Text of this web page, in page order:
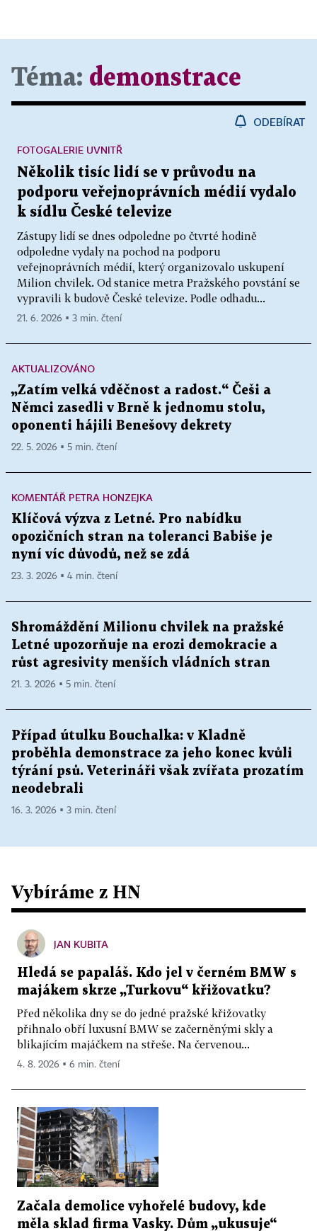
Téma: demonstrace
ODEBÍRAT
Několik tisíc lidí se v průvodu na
podporu veřejnoprávních médií vydalo
k sídlu České televize
Zástupy lidí se dnes odpoledne po čtvrté hodině
odpoledne vydaly na pochod na podporu
veřejnoprávních médií, který organizovalo uskupení
Milion chvilek. Od stanice metra Pražského povstání se
vypravili k budově České televize. Podle odhadu...
FOTOGALERIE UVNITŘ
21. 6. 2026 ▪ 3 min. čtení
AKTUALIZOVÁNO
„Zatím velká vděčnost a radost.“ Češi a
Němci zasedli v Brně k jednomu stolu,
oponenti hájili Benešovy dekrety
22. 5. 2026 ▪ 5 min. čtení
KOMENTÁŘ PETRA HONZEJKA
Klíčová výzva z Letné. Pro nabídku
opozičních stran na toleranci Babiše je
nyní víc důvodů, než se zdá
23. 3. 2026 ▪ 4 min. čtení
Shromáždění Milionu chvilek na pražské
Letné upozorňuje na erozi demokracie a
růst agresivity menších vládních stran
21. 3. 2026 ▪ 5 min. čtení
Případ útulku Bouchalka: v Kladně
proběhla demonstrace za jeho konec kvůli
týrání psů. Veterináři však zvířata prozatím
neodebrali
16. 3. 2026 ▪ 3 min. čtení
Vybíráme z HN
JAN KUBITA
Hledá se papaláš. Kdo jel v černém BMW s
majákem skrze „Turkovu“ křižovatku?
Před několika dny se do jedné pražské křižovatky
přihnalo obří luxusní BMW se začerněnými skly a
blikajícím majáčkem na střeše. Na červenou...
4. 8. 2026 ▪ 6 min. čtení
Začala demolice vyhořelé budovy, kde
měla sklad firma Vasky. Dům „ukusuje“